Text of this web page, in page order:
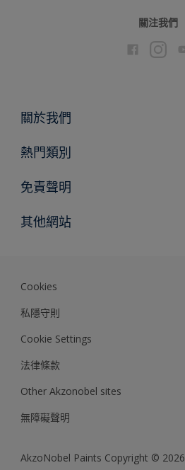
關注我們
關於我們
聯絡我們
熱門類別
尋找顏色
專家見解
免責聲明
色彩準確度
其他網站
Cookies
私隱守則
Cookie Settings
法律條款
Other Akzonobel sites
無障礙聲明
AkzoNobel Paints Copyright © 2026